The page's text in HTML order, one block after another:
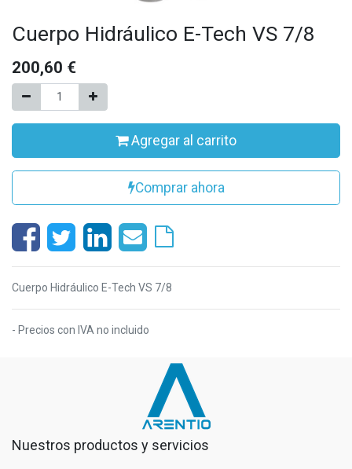
Cuerpo Hidráulico E-Tech VS 7/8
200,60 €
Agregar al carrito
Comprar ahora
Cuerpo Hidráulico E-Tech VS 7/8
- Precios con IVA no incluido
Nuestros productos y servicios